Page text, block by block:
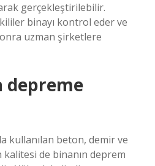
gerçekleştirilebilir.
binayı kontrol eder ve
uzman şirketlere
depreme
kullanılan beton, demir ve
de binanın deprem